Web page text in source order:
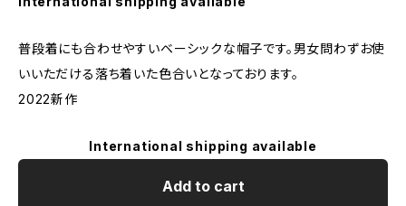
普段着にも合わせやすいベーシックな帽子です。男女問わずお使
いいただける落ち着いた色合いとなっております。
2022新作
International shipping available
Add to cart